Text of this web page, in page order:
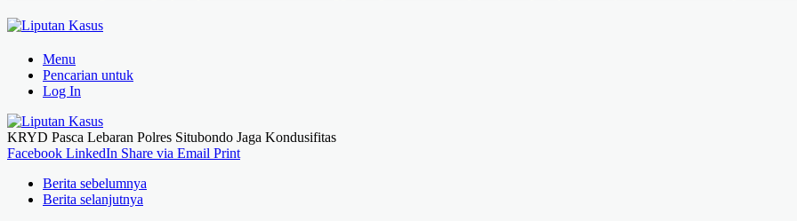
Menu
Pencarian untuk
Log In
KRYD Pasca Lebaran Polres Situbondo Jaga Kondusifitas
Facebook LinkedIn Share via Email Print
Berita sebelumnya
Berita selanjutnya